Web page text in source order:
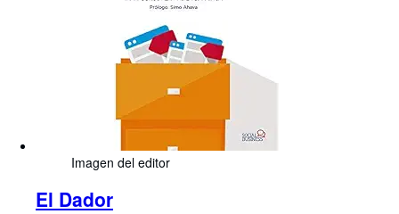
Imagen del editor
El Dador